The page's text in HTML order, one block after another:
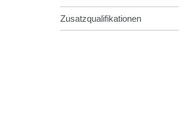
Zusatzqualifikationen